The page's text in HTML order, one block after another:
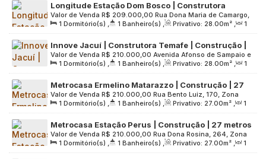
Longitude Estação Dom Bosco | Construtora
Longitude | Construção | 28 metros | 01 dormitório
| varanda | office | sem vaga
R$ 209.000,00
Valor de Venda
Rua Dona Maria de Camargo,
234, Zona Leste, 08215-260, Itaquera, São Paulo, São Paulo,
Brasil
1 Dormitório(s) , 1 Banheiro(s) , Privativo: 28.00m² ,
1
Sala(s) , Útil: 28.00m² , Terreno: 1814.00m²
Innove Jacuí | Construtora Temafe | Construção |
28 metros | 01 dormitório | varanda | sem vaga
R$ 210.000,00
Valor de Venda
Avenida Afonso de Sampaio e
Sousa, 1, Zona Leste, 08270-000, Jardim Nossa Senhora do
Carmo, São Paulo, São Paulo, Brasil
1 Dormitório(s) , 1 Banheiro(s) , Privativo: 28.00m² ,
1
Sala(s) , Útil: 28.00m² , Terreno: 3658.00m²
Metrocasa Ermelino Matarazzo | Construção | 27
metros | 01 dormitório | office | com varanda | sem
vaga
R$ 210.000,00
Valor de Venda
Rua Bento Luiz, 170, Zona
Leste, 03805-050, Parque Boturussu, São Paulo, São Paulo,
Brasil
1 Dormitório(s) , 1 Banheiro(s) , Privativo: 27.00m² ,
1
Sala(s) , Útil: 27.00m²
Metrocasa Estação Perus | Construção | 27 metros
| 01 dormitório | office | com varanda | sem vaga
R$ 210.000,00
Valor de Venda
Rua Dona Rosina, 264, Zona
Oeste, 05202-120, Perus, São Paulo, São Paulo, Brasil
1 Dormitório(s) , 1 Banheiro(s) , Privativo: 27.00m² ,
1
Sala(s) , Útil: 27.00m²